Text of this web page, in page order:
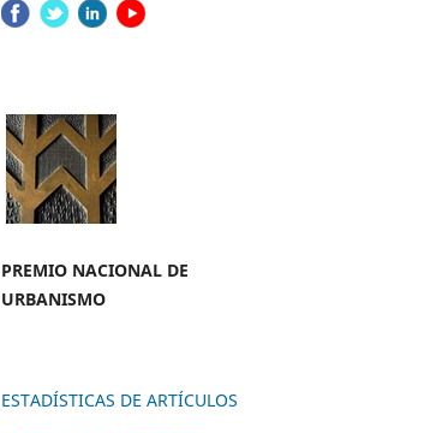
PREMIO NACIONAL DE
URBANISMO
ESTADÍSTICAS DE ARTÍCULOS